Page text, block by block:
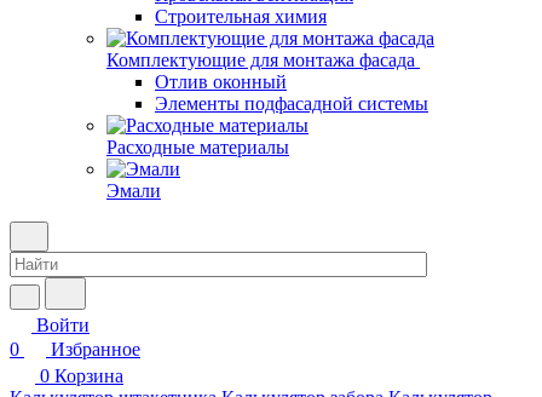
Строительная химия
Комплектующие для монтажа фасада
Отлив оконный
Элементы подфасадной системы
Расходные материалы
Эмали
Войти
0
Избранное
0 Корзина